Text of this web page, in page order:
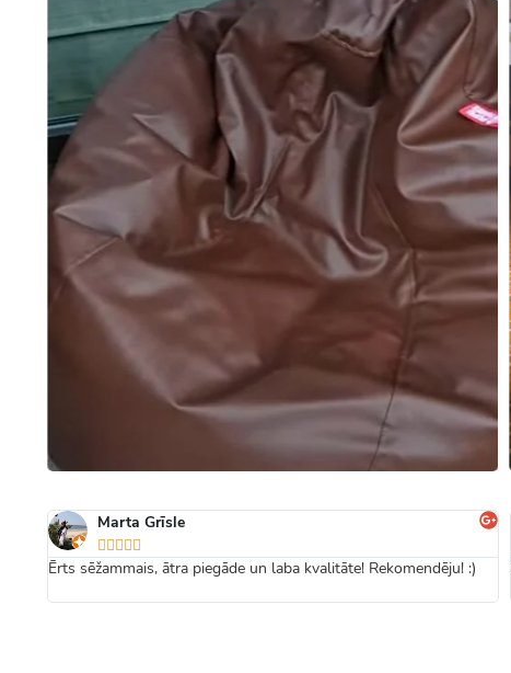
Marta Grīsle

Ērts sēžammais, ātra piegāde un laba kvalitāte! Rekomendēju! :)